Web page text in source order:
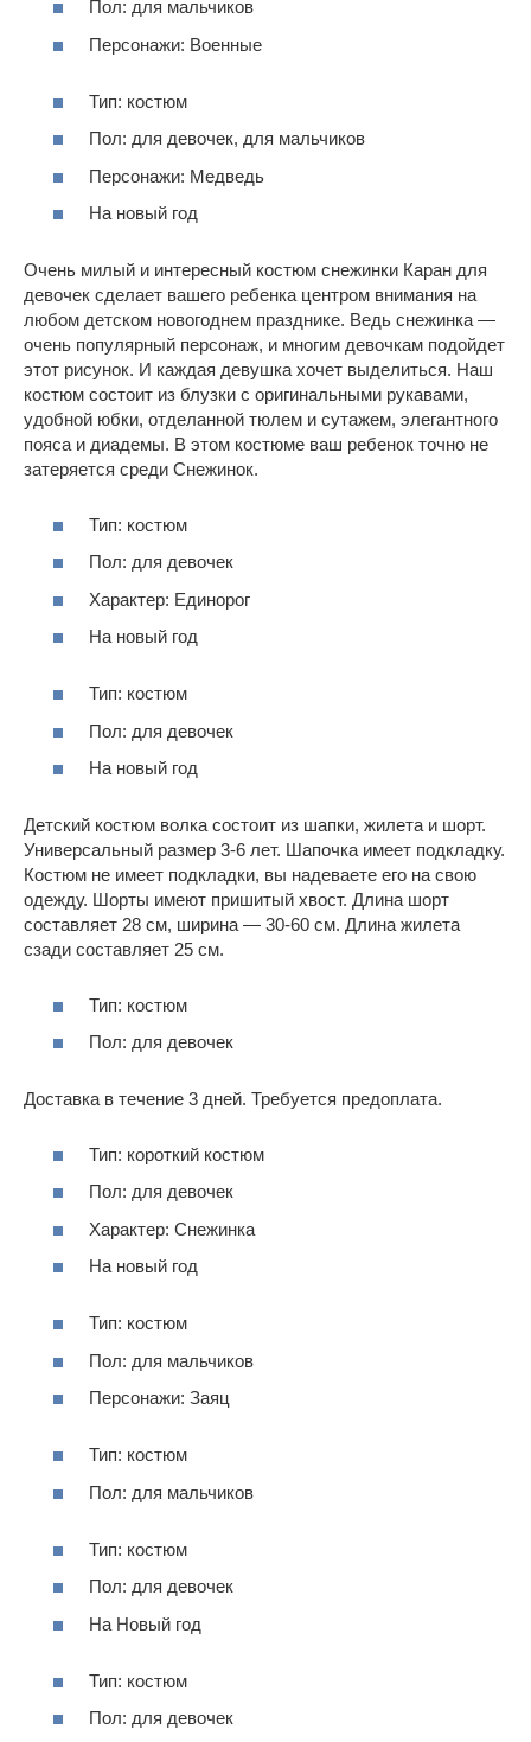
Пол: для мальчиков
Персонажи: Военные
Тип: костюм
Пол: для девочек, для мальчиков
Персонажи: Медведь
На новый год
Очень милый и интересный костюм снежинки Каран для
девочек сделает вашего ребенка центром внимания на
любом детском новогоднем празднике. Ведь снежинка —
очень популярный персонаж, и многим девочкам подойдет
этот рисунок. И каждая девушка хочет выделиться. Наш
костюм состоит из блузки с оригинальными рукавами,
удобной юбки, отделанной тюлем и сутажем, элегантного
пояса и диадемы. В этом костюме ваш ребенок точно не
затеряется среди Снежинок.
Тип: костюм
Пол: для девочек
Характер: Единорог
На новый год
Тип: костюм
Пол: для девочек
На новый год
Детский костюм волка состоит из шапки, жилета и шорт.
Универсальный размер 3-6 лет. Шапочка имеет подкладку.
Костюм не имеет подкладки, вы надеваете его на свою
одежду. Шорты имеют пришитый хвост. Длина шорт
составляет 28 см, ширина — 30-60 см. Длина жилета
сзади составляет 25 см.
Тип: костюм
Пол: для девочек
Доставка в течение 3 дней. Требуется предоплата.
Тип: короткий костюм
Пол: для девочек
Характер: Снежинка
На новый год
Тип: костюм
Пол: для мальчиков
Персонажи: Заяц
Тип: костюм
Пол: для мальчиков
Тип: костюм
Пол: для девочек
На Новый год
Тип: костюм
Пол: для девочек